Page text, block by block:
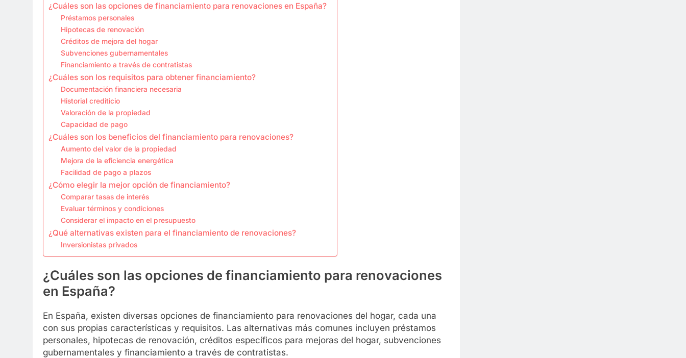
¿Cuáles son las opciones de financiamiento para renovaciones en España?
Préstamos personales
Hipotecas de renovación
Créditos de mejora del hogar
Subvenciones gubernamentales
Financiamiento a través de contratistas
¿Cuáles son los requisitos para obtener financiamiento?
Documentación financiera necesaria
Historial crediticio
Valoración de la propiedad
Capacidad de pago
¿Cuáles son los beneficios del financiamiento para renovaciones?
Aumento del valor de la propiedad
Mejora de la eficiencia energética
Facilidad de pago a plazos
¿Cómo elegir la mejor opción de financiamiento?
Comparar tasas de interés
Evaluar términos y condiciones
Considerar el impacto en el presupuesto
¿Qué alternativas existen para el financiamiento de renovaciones?
Inversionistas privados
¿Cuáles son las opciones de financiamiento para renovaciones
en España?
En España, existen diversas opciones de financiamiento para renovaciones del hogar, cada una
con sus propias características y requisitos. Las alternativas más comunes incluyen préstamos
personales, hipotecas de renovación, créditos específicos para mejoras del hogar, subvenciones
gubernamentales y financiamiento a través de contratistas.